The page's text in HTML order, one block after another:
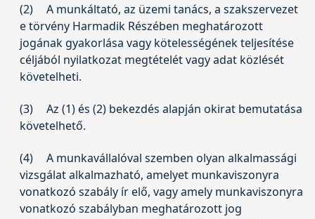
(2)
A munkáltató, az üzemi tanács, a szakszervezet
e törvény Harmadik Részében meghatározott
jogának gyakorlása vagy kötelességének teljesítése
céljából nyilatkozat megtételét vagy adat közlését
követelheti.
(3)
Az (1) és (2) bekezdés alapján okirat bemutatása
követelhető.
(4)
A munkavállalóval szemben olyan alkalmassági
vizsgálat alkalmazható, amelyet munkaviszonyra
vonatkozó szabály ír elő, vagy amely munkaviszonyra
vonatkozó szabályban meghatározott jog